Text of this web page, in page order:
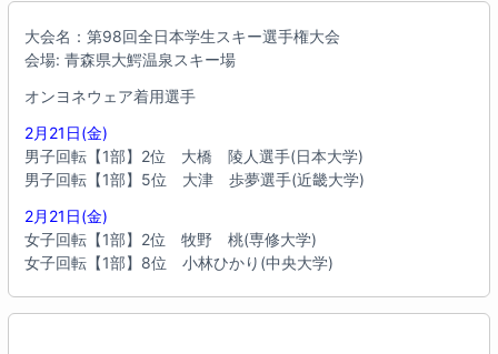
大会名：第98回全日本学生スキー選手権大会
会場: 青森県大鰐温泉スキー場
オンヨネウェア着用選手
2月21日(金)
男子回転【1部】2位 大橋 陵人選手(日本大学)
男子回転【1部】5位 大津 歩夢選手(近畿大学)
2月21日(金)
女子回転【1部】2位 牧野 桃(専修大学)
女子回転【1部】8位 小林ひかり(中央大学)